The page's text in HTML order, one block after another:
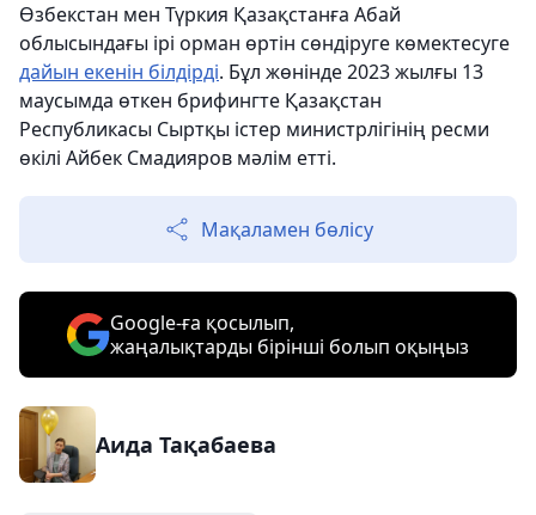
Өзбекстан мен Түркия Қазақстанға Абай
облысындағы ірі орман өртін сөндіруге көмектесуге
дайын екенін білдірді. Бұл жөнінде 2023 жылғы 13
маусымда өткен брифингте Қазақстан
Республикасы Сыртқы істер министрлігінің ресми
өкілі Айбек Смадияров мәлім етті.
Мақаламен бөлісу
Google-ға қосылып,
жаңалықтарды бірінші болып оқыңыз
Аида Тақабаева